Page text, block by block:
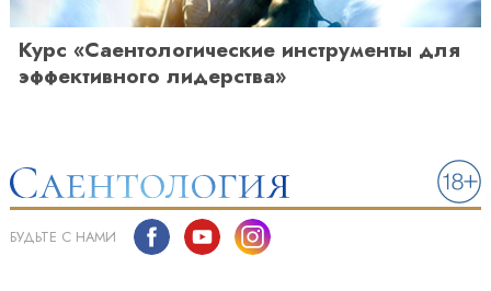
Курс «Саентологические инструменты для
эффективного лидерства»
БУДЬТЕ С НАМИ